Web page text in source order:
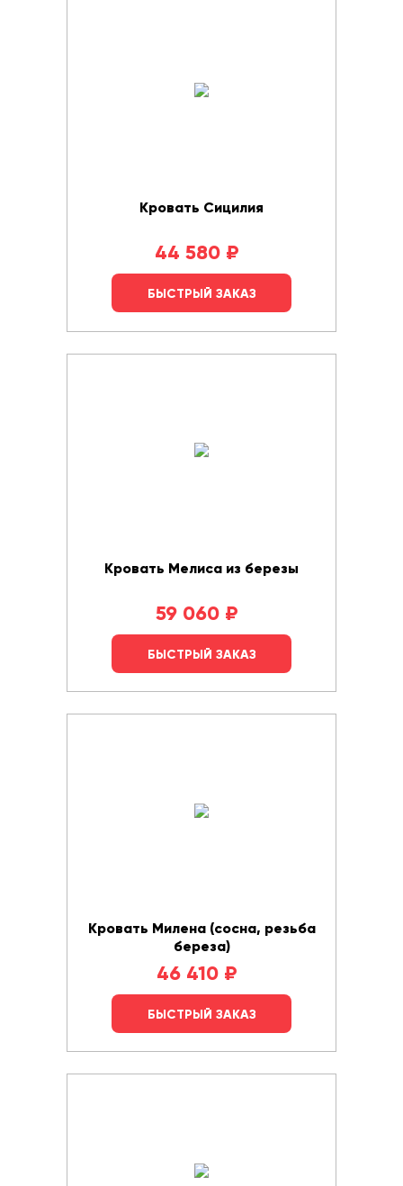
Кровать Сицилия
44 580 ₽
БЫСТРЫЙ ЗАКАЗ
Кровать Мелиса из березы
59 060 ₽
БЫСТРЫЙ ЗАКАЗ
Кровать Милена (сосна, резьба
береза)
46 410 ₽
БЫСТРЫЙ ЗАКАЗ